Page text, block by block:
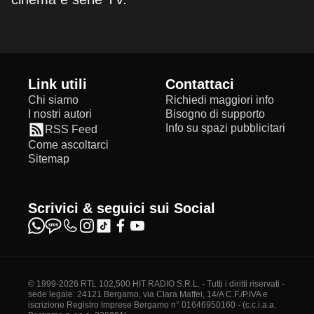
Link utili
Chi siamo
I nostri autori
RSS Feed
Come ascoltarci
Sitemap
Contattaci
Richiedi maggiori info
Bisogno di supporto
Info su spazi pubblicitari
Scrivici & seguici sui Social
© 1999-2026 RTL 102,500 HIT RADIO S.R.L. - Tutti i diritti riservati -
sede legale: 24121 Bergamo, via Clara Maffei, 14/A C.F./P.IVA e
iscrizione Registro Imprese Bergamo n° 01646950160 - (c.c.i.a.a.